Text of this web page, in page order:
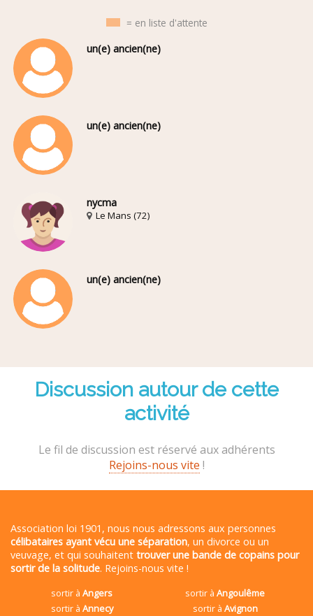
= en liste d'attente
un(e) ancien(ne)
un(e) ancien(ne)
nycma
Le Mans (72)
un(e) ancien(ne)
Discussion autour de cette
activité
Le fil de discussion est réservé aux adhérents
Rejoins-nous vite !
Association loi 1901, nous nous adressons aux personnes
célibataires ayant vécu une séparation, un divorce ou un
veuvage, et qui souhaitent trouver une bande de copains pour
sortir de la solitude. Rejoins-nous vite !
sortir àAngers sortir àAngoulême
sortir à Annecy sortir à Avignon